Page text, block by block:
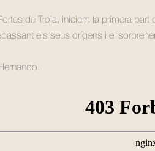
de Troia, iniciem la primera
els seus orígens i el